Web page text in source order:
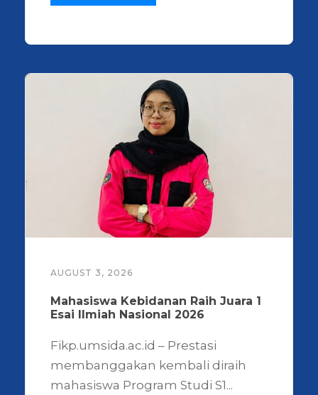
AUGUST 3, 2026
Mahasiswa Kebidanan Raih Juara 1
Esai Ilmiah Nasional 2026
Fikp.umsida.ac.id – Prestasi
membanggakan kembali diraih
mahasiswa Program Studi S1...